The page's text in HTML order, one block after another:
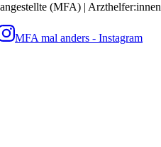
(MFA) | Arzthelfer:innen
MFA mal anders - Instagram